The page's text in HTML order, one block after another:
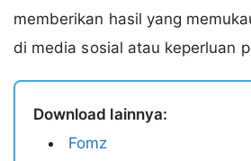
memberikan hasil yang
di media sosial atau keperluan
Download lainnya:
Fomz